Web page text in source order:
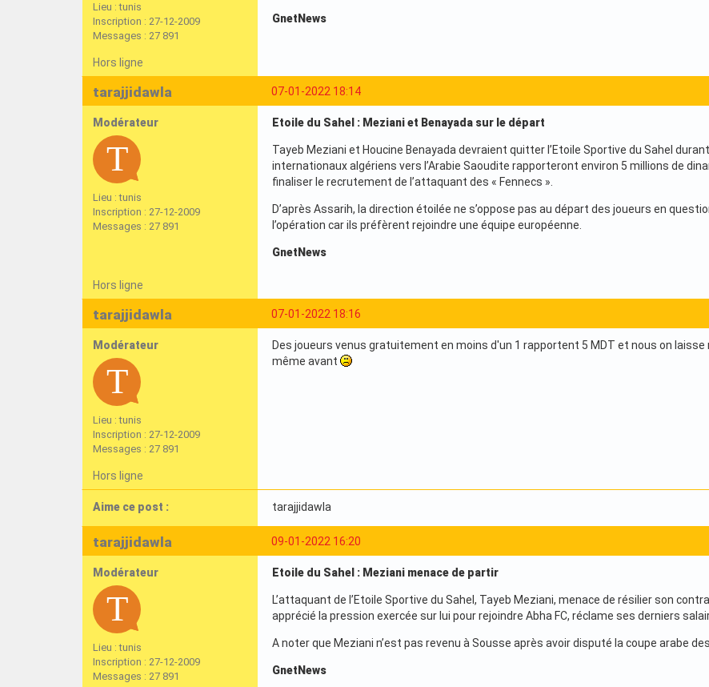
Lieu : tunis
Inscription : 27-12-2009
Messages : 27 891
GnetNews
Hors ligne
07-01-2022 18:14
tarajjidawla
Modérateur
Lieu : tunis
Inscription : 27-12-2009
Messages : 27 891
Etoile du Sahel : Meziani et Benayada sur le départ
Tayeb Meziani et Houcine Benayada devraient quitter l’Etoile Sportive du Sahel
internationaux algériens vers l’Arabie Saoudite rapporteront environ 5 millions de
finaliser le recrutement de l’attaquant des « Fennecs ».
D’après Assarih, la direction étoilée ne s’oppose pas au départ des joueurs en
l’opération car ils préfèrent rejoindre une équipe européenne.
GnetNews
Hors ligne
07-01-2022 18:16
tarajjidawla
Modérateur
Lieu : tunis
Inscription : 27-12-2009
Messages : 27 891
Des joueurs venus gratuitement en moins d'un 1 rapportent 5 MDT et nous on
même avant
Hors ligne
Aime ce post : tarajjidawla
09-01-2022 16:20
tarajjidawla
Modérateur
Lieu : tunis
Inscription : 27-12-2009
Messages : 27 891
Etoile du Sahel : Meziani menace de partir
L’attaquant de l’Etoile Sportive du Sahel, Tayeb Meziani, menace de résilier son
apprécié la pression exercée sur lui pour rejoindre Abha FC, réclame ses derniers
A noter que Meziani n’est pas revenu à Sousse après avoir disputé la coupe arabe
GnetNews